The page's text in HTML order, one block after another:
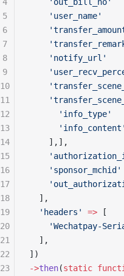
    'user_name'
    'notify_url'
      'info_type'
      'info_content'
    ],],
    'sponsor_mchid'
  ],
  'headers'
=> [
'Wechatpay-
  ],
])
->then(static
5
6
7
8
9
10
11
12
13
14
15
16
17
18
19
20
21
22
23